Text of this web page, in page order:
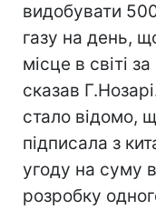
видобувати
газу на день,
місце в світі
сказав
стало відомо,
підписала з
угоду на суму
розробку